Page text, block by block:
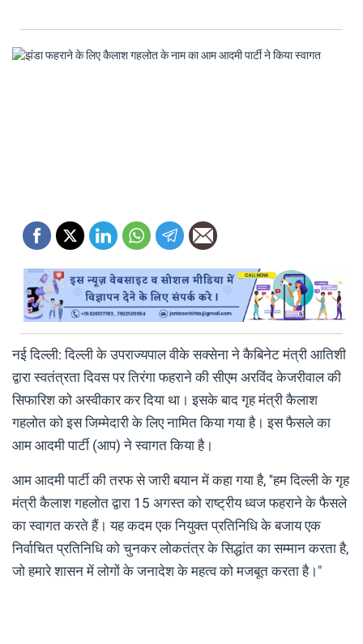
नई दिल्ली: दिल्ली के उपराज्यपाल वीके सक्सेना ने कैबिनेट मंत्री आतिशी
द्वारा स्वतंत्रता दिवस पर तिरंगा फहराने की सीएम अरविंद केजरीवाल की
स‍िफा‍र‍िश को अस्वीकार कर दिया था। इसके बाद गृह मंत्री कैलाश
गहलोत को इस जिम्मेदारी के लिए नामित किया गया है। इस फैसले का
आम आदमी पार्टी (आप) ने स्वागत किया है।
आम आदमी पार्टी की तरफ से जारी बयान में कहा गया है, ''हम दिल्ली के गृह
मंत्री कैलाश गहलोत द्वारा 15 अगस्त को राष्ट्रीय ध्वज फहराने के फैसले
का स्वागत करते हैं। यह कदम एक नियुक्त प्रतिनिधि के बजाय एक
निर्वाचित प्रतिनिधि को चुनकर लोकतंत्र के सिद्धांत का सम्मान करता है,
जो हमारे शासन में लोगों के जनादेश के महत्व को मजबूत करता है।"